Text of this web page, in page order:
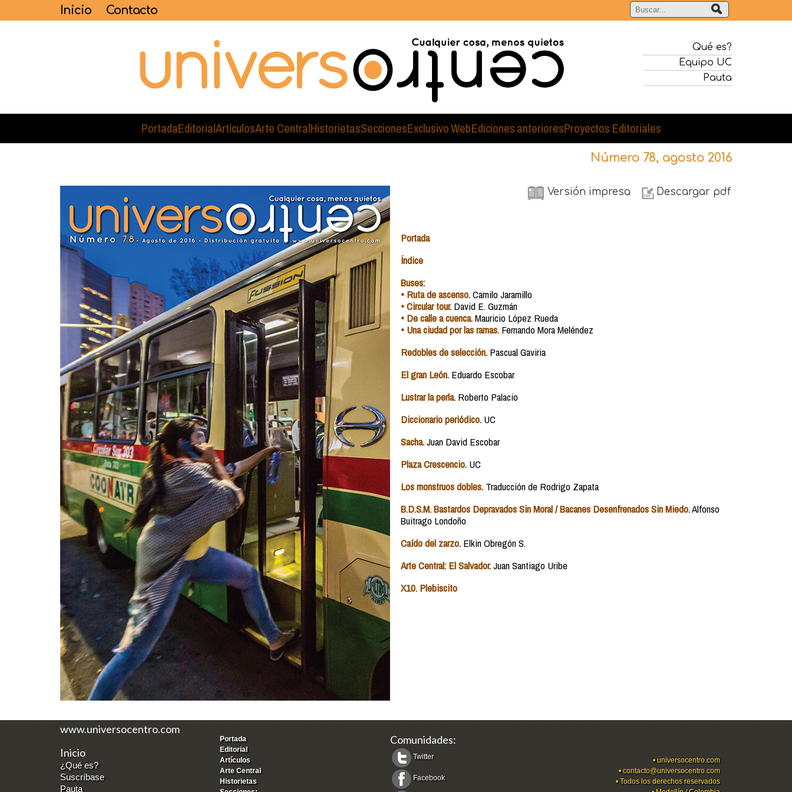
Inicio Contacto
Qué es?
Equipo UC
Pauta
PortadaEditorialArtículosArte CentralHistorietasSeccionesExclusivo WebEdiciones anterioresProyectos Editoriales
Número 78, agosto 2016
Versión impresa Descargar pdf
Portada
Índice
Buses:
• Ruta de ascenso.Camilo Jaramillo
• Circular tour. David E. Guzmán
• De calle a cuenca.Mauricio López Rueda
• Una ciudad por las ramas. Fernando Mora Meléndez
Redobles de selección. Pascual Gaviria
El gran León. Eduardo Escobar
Lustrar la perla. Roberto Palacio
Diccionario periódico. UC
Sacha.Juan David Escobar
Plaza Crescencio. UC
Los monstruos dobles. Traducción de Rodrigo Zapata
B.D.S.M. Bastardos Depravados Sin Moral / Bacanes Desenfrenados Sin Miedo.Alfonso
Buitrago Londoño
Caído del zarzo. Elkin Obregón S.
Arte Central: El Salvador.Juan Santiago Uribe
X10. Plebiscito
www.universocentro.com
Inicio
¿Qué es?
Suscríbase
Pauta
Portada
Editorial
Artículos
Arte Central
Historietas
Comunidades:
Twitter
Facebook
•universocentro.com
•contacto@universocentro.com
• Todos los derechos reservados